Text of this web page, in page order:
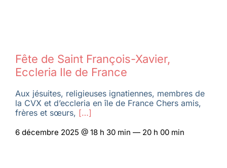
Fête de Saint François-Xavier,
Eccleria Ile de France
Aux jésuites, religieuses ignatiennes, membres de
la CVX et d’eccleria en île de France Chers amis,
frères et sœurs, […]
6 décembre 2025 @ 18 h 30 min — 20 h 00 min